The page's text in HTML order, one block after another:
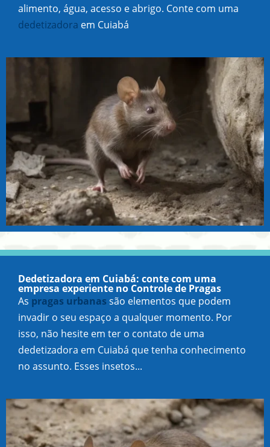
alimento, água, acesso e abrigo. Conte com uma
dedetizadora em Cuiabá
Dedetizadora em Cuiabá: conte com uma
empresa experiente no Controle de Pragas
As pragas urbanas são elementos que podem
invadir o seu espaço a qualquer momento. Por
isso, não hesite em ter o contato de uma
dedetizadora em Cuiabá que tenha conhecimento
no assunto. Esses insetos...